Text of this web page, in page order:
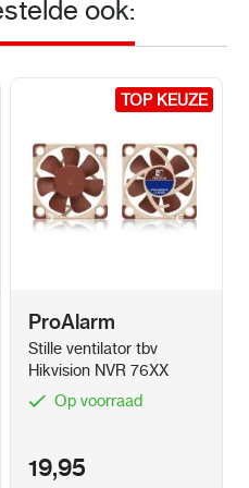
4500 of Hik-Connect
iVMS-4500 of Hik-
beheerder:
Streaming/
ook:
TOP KEUZE
TOP KEUZE
ProAlarm
Stille ventilator tbv
Hikvision NVR 76XX
Op voorraad
19,95